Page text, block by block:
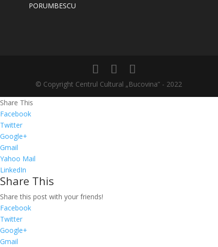
PORUMBESCU
© Copyright Centrul Cultural „Bucovina” - 2022
Share This
Facebook
Twitter
Google+
Gmail
Yahoo Mail
LinkedIn
Share This
Share this post with your friends!
Facebook
Twitter
Google+
Gmail